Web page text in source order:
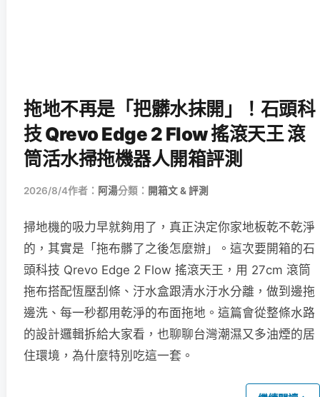
拖地不再是「把髒水抹開」！石頭科
技 Qrevo Edge 2 Flow 搖滾天王 滾
筒活水掃拖機器人開箱評測
2026/8/4作者： 阿湯分類： 開箱文 & 評測
掃地機的吸力早就夠用了，真正決定你家地板乾不乾淨
的，其實是「拖布髒了之後怎麼辦」。這次要開箱的石
頭科技 Qrevo Edge 2 Flow 搖滾天王，用 27cm 滾筒
拖布搭配恆壓刮條、汙水盒跟清水汙水分離，做到邊拖
邊洗、每一秒都用乾淨的布面拖地。這篇會從整條水路
的設計邏輯拆給大家看，也聊聊台灣潮濕又多油煙的居
住環境，為什麼特別吃這一套。